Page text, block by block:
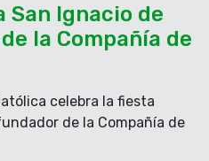
San Ignacio de
la Compañía de
celebra la fiesta
de la Compañía de